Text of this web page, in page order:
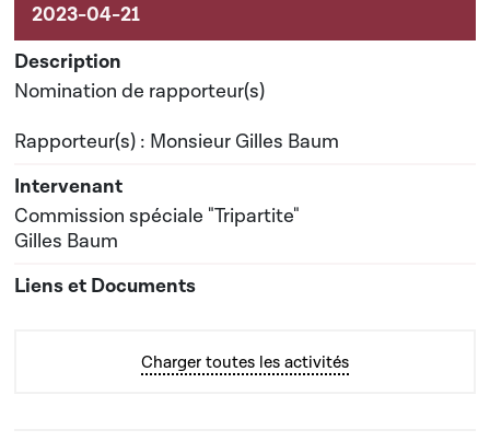
Nomination de rapporteur(s)
Rapporteur(s) : Monsieur Gilles Baum
Commission spéciale "Tripartite"
Gilles Baum
Charger toutes les activités